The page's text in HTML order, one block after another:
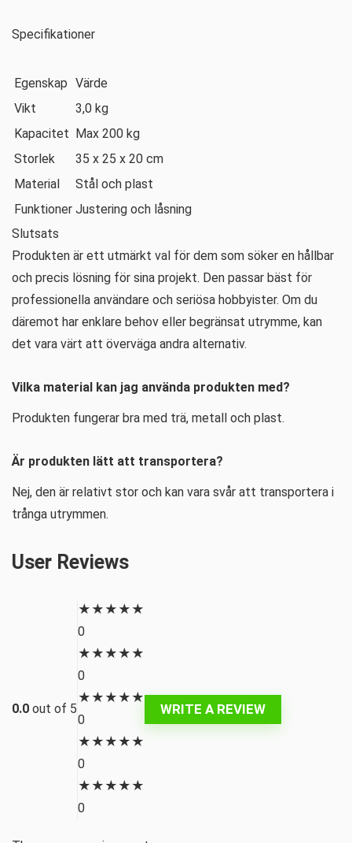
Specifikationer
Egenskap Värde
Vikt
3,0 kg
Kapacitet Max 200 kg
Storlek
35 x 25 x 20 cm
Material
Stål och plast
Funktioner Justering och låsning
Slutsats
Produkten är ett utmärkt val för dem som söker en hållbar
och precis lösning för sina projekt. Den passar bäst för
professionella användare och seriösa hobbyister. Om du
däremot har enklare behov eller begränsat utrymme, kan
det vara värt att överväga andra alternativ.
Vilka material kan jag använda produkten med?
Produkten fungerar bra med trä, metall och plast.
Är produkten lätt att transportera?
Nej, den är relativt stor och kan vara svår att transportera i
trånga utrymmen.
User Reviews
0.0 out of 5
★ ★ ★ ★ ★
0
★ ★ ★ ★ ★
0
★ ★ ★ ★ ★
0
★ ★ ★ ★ ★
0
★ ★ ★ ★ ★
0
WRITE A REVIEW